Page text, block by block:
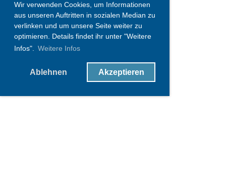
Wir verwenden Cookies, um Informationen
aus unseren Auftritten in sozialen Median zu
verlinken und um unsere Seite weiter zu
optimieren. Details findet ihr unter "Weitere
Infos". Weitere Infos
Ablehnen Akzeptieren